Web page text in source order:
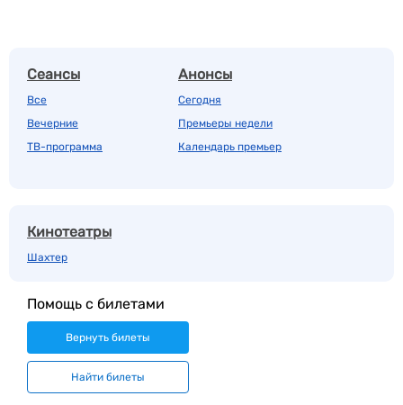
Сеансы
Все
Вечерние
ТВ-программа
Анонсы
Сегодня
Премьеры недели
Календарь премьер
Кинотеатры
Шахтер
Помощь с билетами
Вернуть билеты
Найти билеты